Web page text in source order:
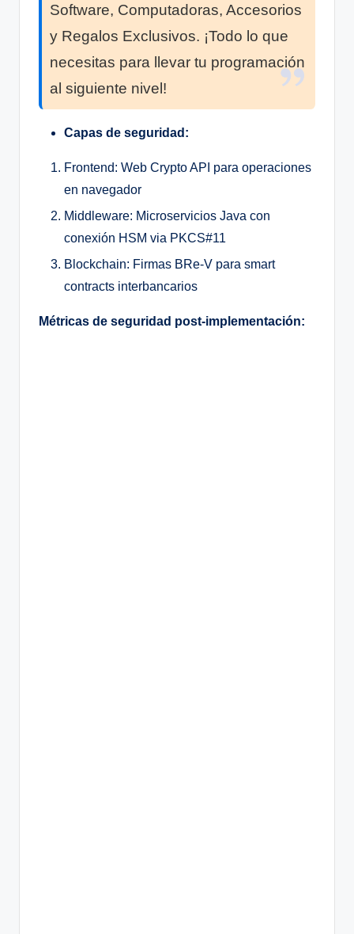
Software, Computadoras, Accesorios
y Regalos Exclusivos. ¡Todo lo que
necesitas para llevar tu programación
al siguiente nivel!
Capas de seguridad:
Frontend: Web Crypto API para operaciones
en navegador
Middleware: Microservicios Java con
conexión HSM via PKCS#11
Blockchain: Firmas BRe-V para smart
contracts interbancarios
Métricas de seguridad post-implementación: